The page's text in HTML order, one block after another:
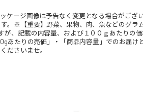
ージ画像は予告なく変更となる場合がござ
。※【重要】野菜、果物、肉、魚などのグラ
、記載の内容量、および１００ｇあたりの
あたりの売価」・「商品内容量」でのお届
ださいませ。